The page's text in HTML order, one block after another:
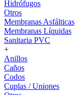
Hidrófugos
Otros
Membranas Asfálticas
Membranas Líquidas
Sanitaria PVC
+
Anillos
Caños
Codos
Cuplas / Uniones